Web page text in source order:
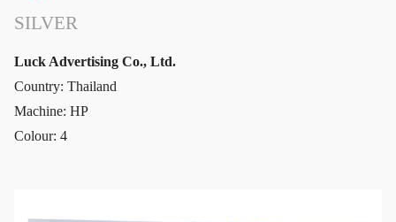
SILVER
Luck Advertising Co., Ltd.
Country: Thailand
Machine: HP
Colour: 4